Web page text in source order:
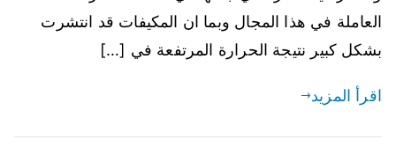
العاملة في هذا المجال وبما ان المكيفات قد انتشرت
بشكل كبير نتيجة الحرارة المرتفعة في […]
اقرأ المزيد